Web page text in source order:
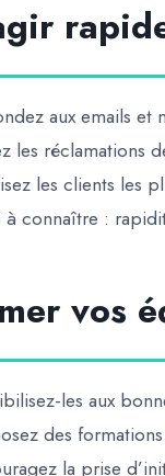
aux emails et
les réclamations
les clients les
à connaître :
vos
les aux
des
la prise